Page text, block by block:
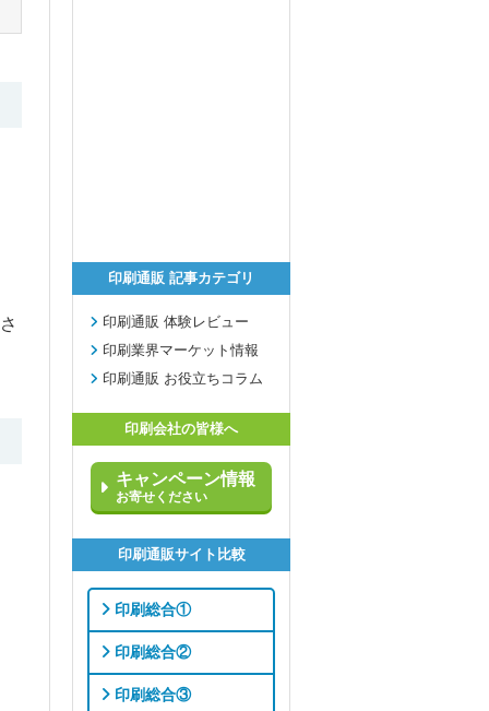
印刷通販 記事カテゴリ
印刷通販 体験レビュー
印刷業界マーケット情報
印刷通販 お役立ちコラム
印刷会社の皆様へ
キャンペーン情報
お寄せください
印刷通販サイト比較
印刷総合①
印刷総合②
印刷総合③